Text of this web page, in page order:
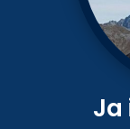
Ja